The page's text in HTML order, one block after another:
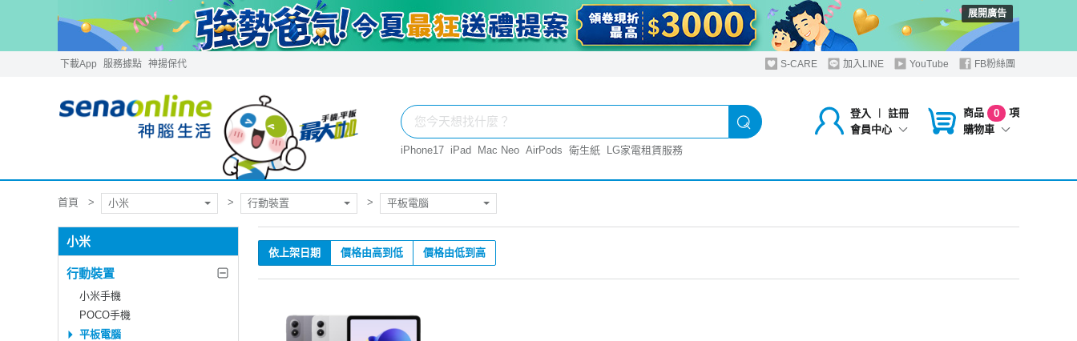
展開廣告
下載App 服務據點 神揚保代 S-CARE 加入LINE YouTube FB粉絲團
登入 ︱
註冊
會員中心
商品 0
項
購物車
iPhone17 iPad Mac Neo AirPods 衛生紙 LG家電租賃服務
首頁 小米 行動裝置 平板電腦
小米
行動裝置
小米手機
POCO手機
平板電腦
依上架日期 價格由高到低 價格由低到高